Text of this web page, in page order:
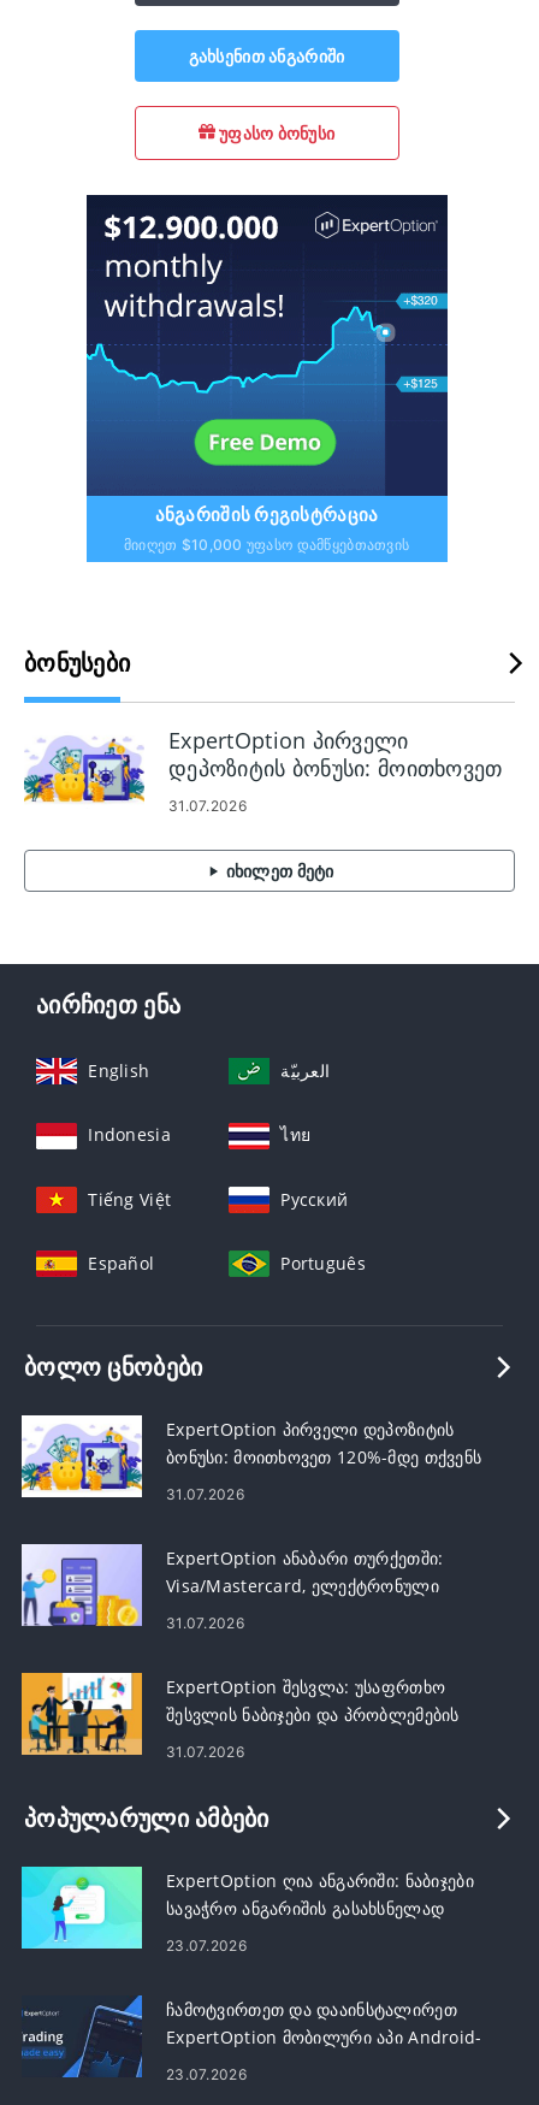
გახსენით ანგარიში
უფასო ბონუსი
ᲐᲜᲒᲐᲠᲘᲨᲘᲡ ᲠᲔᲒᲘᲡᲢᲠᲐᲪᲘᲐ
Მიიღეთ $10,000 Უფასო Დამწყებთათვის
ᲑᲝᲜᲣᲡᲔᲑᲘ
ExpertOption პირველი
დეპოზიტის ბონუსი: მოითხოვეთ
120%-მდე თქვენს დეპოზიტზე
31.07.2026
იხილეთ მეტი
აირჩიეთ ენა
English العربيّة
Indonesia ไทย
Tiếng Việt Русский
Español Português
ᲑᲝᲚᲝ ᲪᲜᲝᲑᲔᲑᲘ
ExpertOption პირველი დეპოზიტის
ბონუსი: მოითხოვეთ 120%-მდე თქვენს
დეპოზიტზე
31.07.2026
ExpertOption ანაბარი თურქეთში:
Visa/Mastercard, ელექტრონული
გადახდები და კრიპტოვალუტა
31.07.2026
ExpertOption შესვლა: უსაფრთხო
შესვლის ნაბიჯები და პრობლემების
მოგვარება
31.07.2026
ᲞᲝᲞᲣᲚᲐᲠᲣᲚᲘ ᲐᲛᲑᲔᲑᲘ
ExpertOption ღია ანგარიში: ნაბიჯები
სავაჭრო ანგარიშის გასახსნელად
23.07.2026
ჩამოტვირთეთ და დააინსტალირეთ
ExpertOption მობილური აპი Android-
ისთვის და iOS-ისთვის
23.07.2026